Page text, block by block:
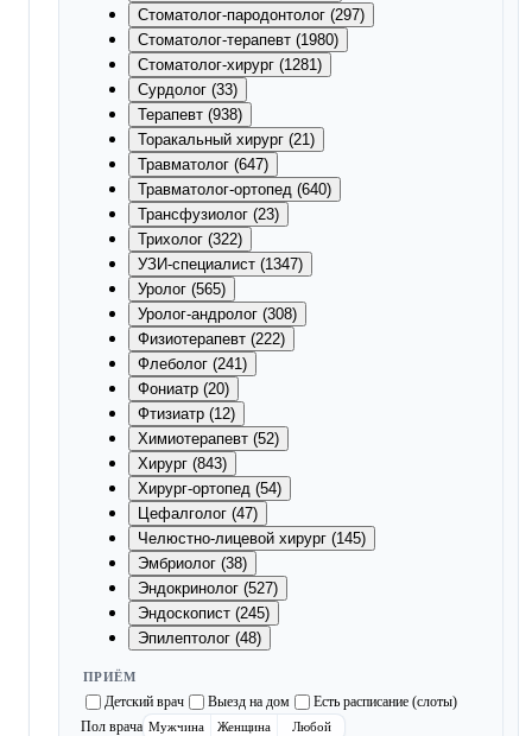
Стоматолог-пародонтолог (297)
Стоматолог-терапевт (1980)
Стоматолог-хирург (1281)
Сурдолог (33)
Терапевт (938)
Торакальный хирург (21)
Травматолог (647)
Травматолог-ортопед (640)
Трансфузиолог (23)
Трихолог (322)
УЗИ-специалист (1347)
Уролог (565)
Уролог-андролог (308)
Физиотерапевт (222)
Флеболог (241)
Фониатр (20)
Фтизиатр (12)
Химиотерапевт (52)
Хирург (843)
Хирург-ортопед (54)
Цефалголог (47)
Челюстно-лицевой хирург (145)
Эмбриолог (38)
Эндокринолог (527)
Эндоскопист (245)
Эпилептолог (48)
ПРИЁМ
Детский врач Выезд на дом
Есть расписание (слоты)
Пол врача Мужчина Женщина Любой